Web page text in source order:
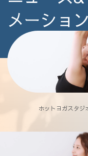
カルドの想い
スタジオを探す
料金
メーション
ホットヨガスタジ